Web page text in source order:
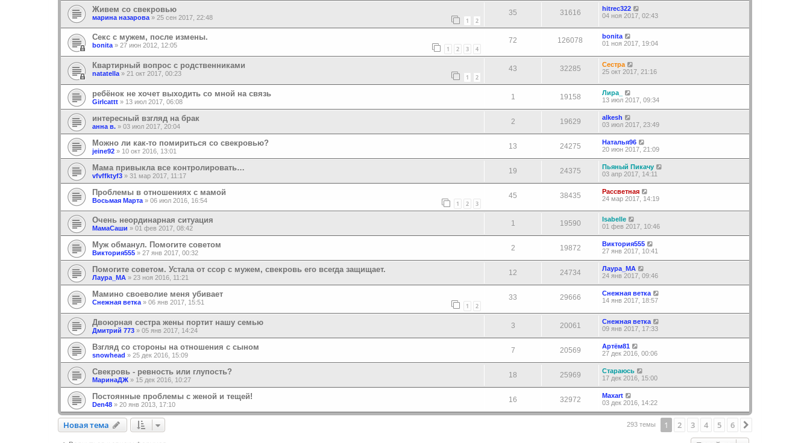
Живем со свекровью
марина назарова » 25 сен 2017, 22:48 1 2
35 31616
hitrec322
04 ноя 2017, 02:43
Секс с мужем, после измены.
bonita » 27 июн 2012, 12:05 1 2 3 4
72 126078
bonita
01 ноя 2017, 19:04
Квартирный вопрос с родственниками
natatella » 21 окт 2017, 00:23 1 2
43 32285
Сестра
25 окт 2017, 21:16
ребёнок не хочет выходить со мной на связь
Girlcattt » 13 июл 2017, 06:08
1 19158
Лира_
13 июл 2017, 09:34
интересный взгляд на брак
анна в. » 03 июл 2017, 20:04
2 19629
alkesh
03 июл 2017, 23:49
Можно ли как-то помириться со свекровью?
jeine92 » 10 окт 2016, 13:01
13 24275
Наталья96
20 июн 2017, 21:09
Мама привыкла все контролировать…
vfvffktyf3 » 31 мар 2017, 11:17
19 24375
Пьяный Пикачу
03 апр 2017, 14:11
Проблемы в отношениях с мамой
Восьмая Марта » 06 июл 2016, 16:54 1 2 3
45 38435
Рассветная
24 мар 2017, 14:19
Очень неординарная ситуация
МамаСаши » 01 фев 2017, 08:42
1 19590
Isabelle
01 фев 2017, 10:46
Муж обманул. Помогите советом
Виктория555 » 27 янв 2017, 00:32
2 19872
Виктория555
27 янв 2017, 10:41
Помогите советом. Устала от ссор с мужем, свекровь его всегда защищает.
Лаура_МА » 23 ноя 2016, 11:21
12 24734
Лаура_МА
24 янв 2017, 09:46
Мамино своеволие меня убивает
Снежная ветка » 06 янв 2017, 15:51 1 2
33 29666
Снежная ветка
14 янв 2017, 18:57
Двоюрная сестра жены портит нашу семью
Дмитрий 773 » 05 янв 2017, 14:24
3 20061
Снежная ветка
09 янв 2017, 17:33
Взгляд со стороны на отношения с сыном
snowhead » 25 дек 2016, 15:09
7 20569
Артём81
27 дек 2016, 00:06
Свекровь - ревность или глупость?
МаринаДЖ » 15 дек 2016, 10:27
18 25969
Стараюсь
17 дек 2016, 15:00
Постоянные проблемы с женой и тещей!
Den48 » 20 янв 2013, 17:10
16 32972
Maxart
03 дек 2016, 14:22
Новая тема
Новаятема 293 темы 1 2 3 4 5 6